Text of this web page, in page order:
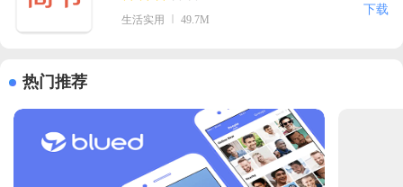
生活实用 49.7M
下载
热门推荐